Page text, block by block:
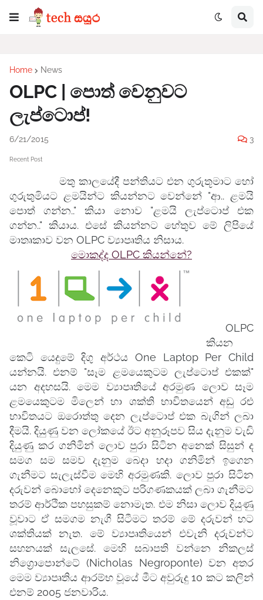
Home News
OLPC | පොත් වෙනුවට
ලැප්ටොප්!
6/21/2015 3
Recent Post
මතු කාලයේදී පන්තියට එන ගුරුතූමාට හෝ
ගුරුතුමියට ළමයින්ට කියන්නට වෙන්නේ "ආ.. ළමයි
පොත් ගන්න.." කියා නොව "ළමයි ලැප්ටොප් එක
ගන්න.." කියාය. එසේ කියන්නට හේතුව මේ ලිපියේ
මාතෘකාව වන OLPC ව්‍යාපෘතිය නිසාය.
මොකද්ද OLPC කියන්නේ?
OLPC
කියන
කෙටි යෙදුමේ දිගු අර්ථය One Laptop Per Child
යන්නයි. එනම් "සෑම ළමයෙකුටම ලැප්ටොප් එකක්"
යන අදහසයි. මෙම ව්‍යාපෘතියේ අරමුණ ලොව සෑම
ළමයෙකුටම මිලෙන් හා ශක්ති භාවිතයෙන් අඩු රළු
භාවිතයට ඔරොත්තු දෙන ලැප්ටොප් එක බැගින් ලබා
දීමයි. දියුණු වන ලෝකයේ ඊට අනුරූපව සිය දැනුම වැඩි
දියුණු කර ගනිමින් ලොව පුරා සිටින අනෙක් සිසුන් ද
සමග සම සමව දැනුම බෙදා හදා ගනිමින් ඉගෙන
ගැනීමට සැලැස්වීම මෙහි අරමුණකි. ලොව පුරා සිටින
දරුවන් බොහෝ දෙනෙකුට පරිගණකයක් ලබා ගැනීමට
තරම් ආර්ථික පහසුකම් නොමැත. එම නිසා ලොව දියුණු
වූවාට ඒ සමගම නැගී සිටීමට තරම් මේ දරුවන් හට
ශක්තියක් නැත. මේ ව්‍යාපෘතියෙන් එවැනි දරුවන්ට
සහනයක් සැලසේ. මෙහි සබාපති වන්නෙ නිකලස්
නිග්‍රොපොන්ටේ (Nicholas Negroponte) වන අතර
මෙම ව්‍යාපෘතිය ආරම්භ වූයේ මීට අවුරුදු 10 කට කලින්
එනම් 2005 ජනවාරිය.